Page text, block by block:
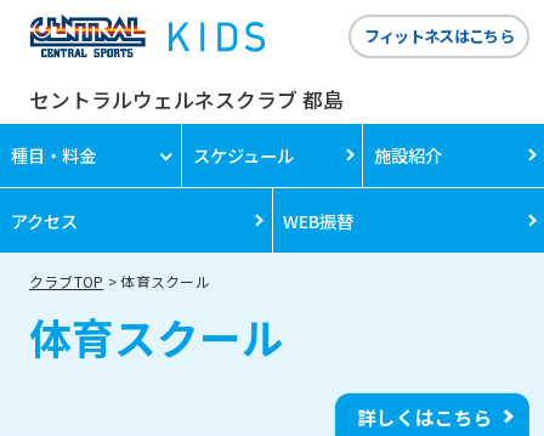
セントラルウェルネスクラブ 都島
フィットネスはこちら
種目・料金 スケジュール 施設紹介
アクセス WEB振替
クラブTOP 体育スクール
体育スクール
詳しくはこちら